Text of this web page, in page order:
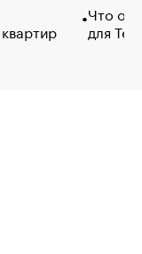
Что
для